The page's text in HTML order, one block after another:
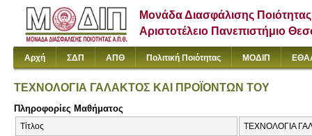
Μονάδα Διασφάλισης Ποιότητας
Αριστοτέλειο Πανεπιστήμιο
Αρχή ΣΔΠ ΑΠΘ Πολιτική Ποιότητας ΜΟΔΙΠ
ΤΕΧΝΟΛΟΓΙΑ ΓΑΛΑΚΤΟΣ ΚΑΙ ΠΡΟΪΟΝΤΩΝ ΤΟΥ
Πληροφορίες Μαθήματος
Τίτλος ΤΕΧΝΟΛΟΓΙΑ